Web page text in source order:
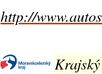
http://